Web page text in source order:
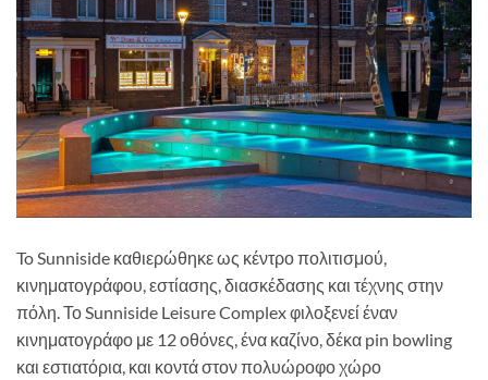
To Sunniside καθιερώθηκε ως κέντρο πολιτισμού,
κινηματογράφου, εστίασης, διασκέδασης και τέχνης στην
πόλη. Το Sunniside Leisure Complex φιλοξενεί έναν
κινηματογράφο με 12 οθόνες, ένα καζίνο, δέκα pin bowling
και εστιατόρια, και κοντά στον πολυώροφο χώρο